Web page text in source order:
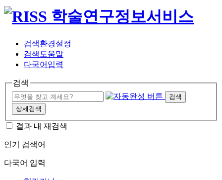
검색환경설정
검색도움말
다국어입력
검색
검색
상세검색
결과 내 재검색
인기 검색어
다국어 입력